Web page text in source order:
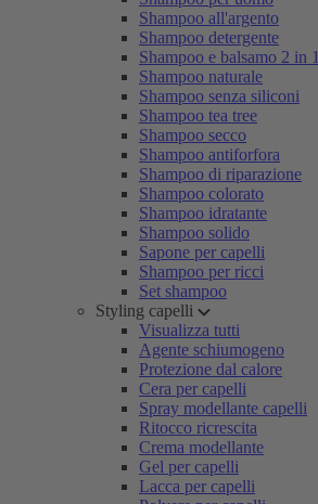
Shampoo all'argento
Shampoo detergente
Shampoo e balsamo 2 in 1
Shampoo naturale
Shampoo senza siliconi
Shampoo tea tree
Shampoo secco
Shampoo antiforfora
Shampoo di riparazione
Shampoo colorato
Shampoo idratante
Shampoo solido
Sapone per capelli
Shampoo per ricci
Set shampoo
Styling capelli
Visualizza tutti
Agente schiumogeno
Protezione dal calore
Cera per capelli
Spray modellante capelli
Ritocco ricrescita
Crema modellante
Gel per capelli
Lacca per capelli